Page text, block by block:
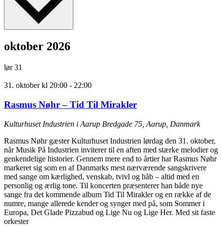
oktober 2026
lør31
31. oktober kl 20:00 - 22:00
Rasmus Nøhr – Tid Til Mirakler
Kulturhuset Industrien i Aarup Bredgade 75, Aarup, Danmark
Rasmus Nøhr gæster Kulturhuset Industrien lørdag den 31. oktober,
når Musik På Industrien inviterer til en aften med stærke melodier og
genkendelige historier. Gennem mere end to årtier har Rasmus Nøhr
markeret sig som en af Danmarks mest nærværende sangskrivere
med sange om kærlighed, venskab, tvivl og håb – altid med en
personlig og ærlig tone. Til koncerten præsenterer han både nye
sange fra det kommende album Tid Til Mirakler og en række af de
numre, mange allerede kender og synger med på, som Sommer i
Europa, Det Glade Pizzabud og Lige Nu og Lige Her. Med sit faste
orkester